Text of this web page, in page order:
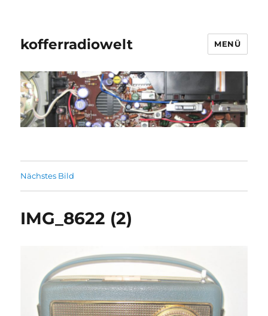
kofferradiowelt MENÜ
Nächstes Bild
IMG_8622 (2)